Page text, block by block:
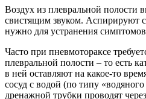
Воздух из плевральной полости
свистящим звуком. Аспирируют
нужно для устранения
Часто при пневмотораксе
плевральной полости – то есть
в ней оставляют на какое-то
сосуд с водой (по типу
дренажной трубки проводят